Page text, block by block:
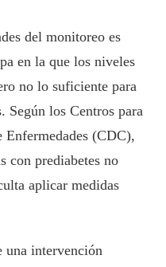
del monitoreo es
en la que los niveles
no lo suficiente para
Según los Centros para
(CDC),
con prediabetes no
aplicar medidas
una intervención